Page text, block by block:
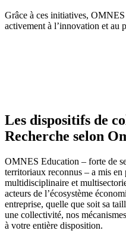
Grâce à ces initiatives,
activement à l’innovation et au
Les dispositifs de
Recherche selon
OMNES Education – forte de
territoriaux reconnus – a mis
multidisciplinaire et
acteurs de l’écosystème
entreprise, quelle que soit sa
une collectivité, nos
à votre entière disposition.